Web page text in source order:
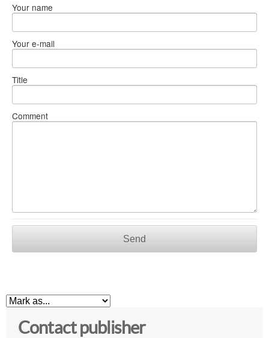
Your name
Your e-mail
Title
Comment
Send
Contact publisher